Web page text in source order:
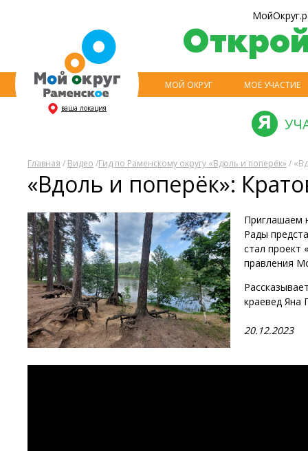
ваша локация
МОЙ ОКРУГ МОЁ УЧАСТИЕ
Главная / Видео /Гид по Раменскому округу «Вдоль и поперёк»/
«Вдоль и поперёк»:
Приглашаем
Рады
стал проект
правления
краевед Яна
20.12.2023